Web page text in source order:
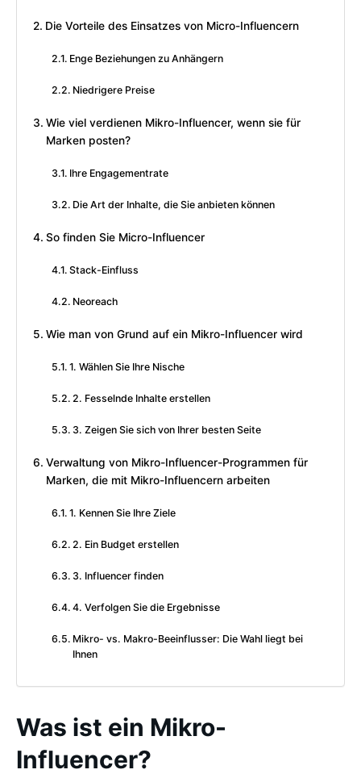
Die Vorteile des Einsatzes von Micro-Influencern
Enge Beziehungen zu Anhängern
Niedrigere Preise
Wie viel verdienen Mikro-Influencer, wenn sie für
Marken posten?
Ihre Engagementrate
Die Art der Inhalte, die Sie anbieten können
So finden Sie Micro-Influencer
Stack-Einfluss
Neoreach
Wie man von Grund auf ein Mikro-Influencer wird
1. Wählen Sie Ihre Nische
2. Fesselnde Inhalte erstellen
3. Zeigen Sie sich von Ihrer besten Seite
Verwaltung von Mikro-Influencer-Programmen für
Marken, die mit Mikro-Influencern arbeiten
1. Kennen Sie Ihre Ziele
2. Ein Budget erstellen
3. Influencer finden
4. Verfolgen Sie die Ergebnisse
Mikro- vs. Makro-Beeinflusser: Die Wahl liegt bei
Ihnen
Was ist ein Mikro-
Influencer?